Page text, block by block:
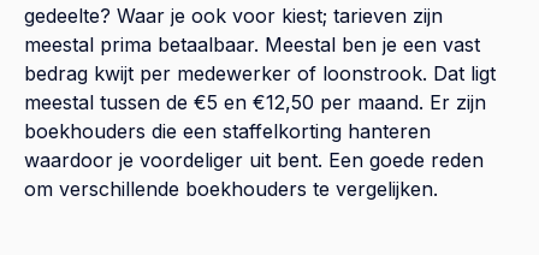
gedeelte? Waar je ook voor kiest; tarieven zijn
meestal prima betaalbaar. Meestal ben je een vast
bedrag kwijt per medewerker of loonstrook. Dat ligt
meestal tussen de €5 en €12,50 per maand. Er zijn
boekhouders die een staffelkorting hanteren
waardoor je voordeliger uit bent. Een goede reden
om verschillende boekhouders te vergelijken.